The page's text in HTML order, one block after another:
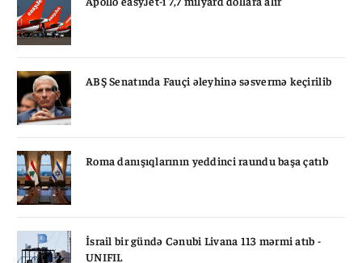
ABŞ Senatında Fauçi əleyhinə səsvermə keçirilib
Roma danışıqlarının yeddinci raundu başa çatıb
İsrail bir gündə Cənubi Livana 113 mərmi atıb -
UNIFIL